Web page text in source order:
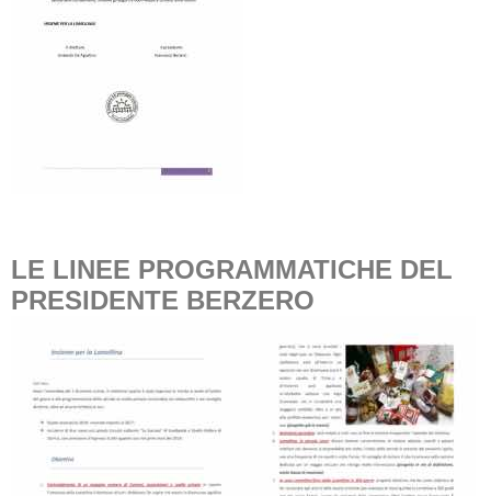
LE LINEE PROGRAMMATICHE DEL
PRESIDENTE BERZERO